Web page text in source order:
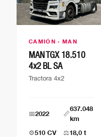
CAMIÓN · MAN
MAN TGX 18.510
4x2 BL SA
Tractora 4x2
📅2022 📏
637.048
km
⚙️510 CV ⚖️18,0 t